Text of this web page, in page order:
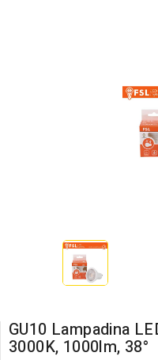
GU10 Lampadina
3000K, 1000lm, 38°